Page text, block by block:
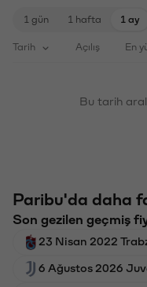
1 gün 1 hafta 1 ay
Tarih Açılış En
Bu tarih
Paribu'da daha
Son gezilen geçmiş
23 Nisan 2022
6 Ağustos 2026